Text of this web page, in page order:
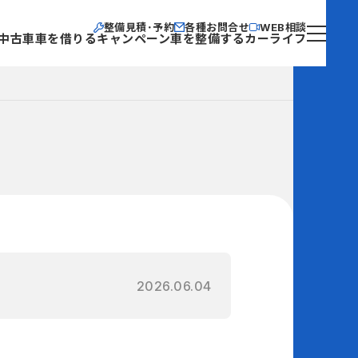
整備見積･予約 各種お問合せ WEB相談
古車車を借りるキャンペーン車を整備するカーライフ
2026.06.04